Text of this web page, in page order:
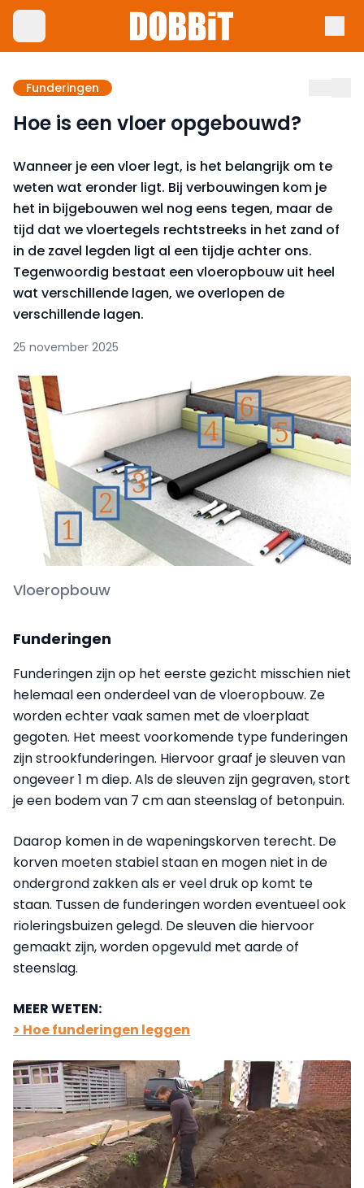
Funderingen
Hoe is een vloer opgebouwd?
Wanneer je een vloer legt, is het belangrijk om te
weten wat eronder ligt. Bij verbouwingen kom je
het in bijgebouwen wel nog eens tegen, maar de
tijd dat we vloertegels rechtstreeks in het zand of
in de zavel legden ligt al een tijdje achter ons.
Tegenwoordig bestaat een vloeropbouw uit heel
wat verschillende lagen, we overlopen de
verschillende lagen.
25 november 2025
Vloeropbouw
Funderingen
Funderingen zijn op het eerste gezicht misschien niet
helemaal een onderdeel van de vloeropbouw. Ze
worden echter vaak samen met de vloerplaat
gegoten. Het meest voorkomende type funderingen
zijn strookfunderingen. Hiervoor graaf je sleuven van
ongeveer 1 m diep. Als de sleuven zijn gegraven, stort
je een bodem van 7 cm aan steenslag of betonpuin.
Daarop komen in de wapeningskorven terecht. De
korven moeten stabiel staan en mogen niet in de
ondergrond zakken als er veel druk op komt te
staan. Tussen de funderingen worden eventueel ook
rioleringsbuizen gelegd. De sleuven die hiervoor
gemaakt zijn, worden opgevuld met aarde of
steenslag.
MEER WETEN:
> Hoe funderingen leggen